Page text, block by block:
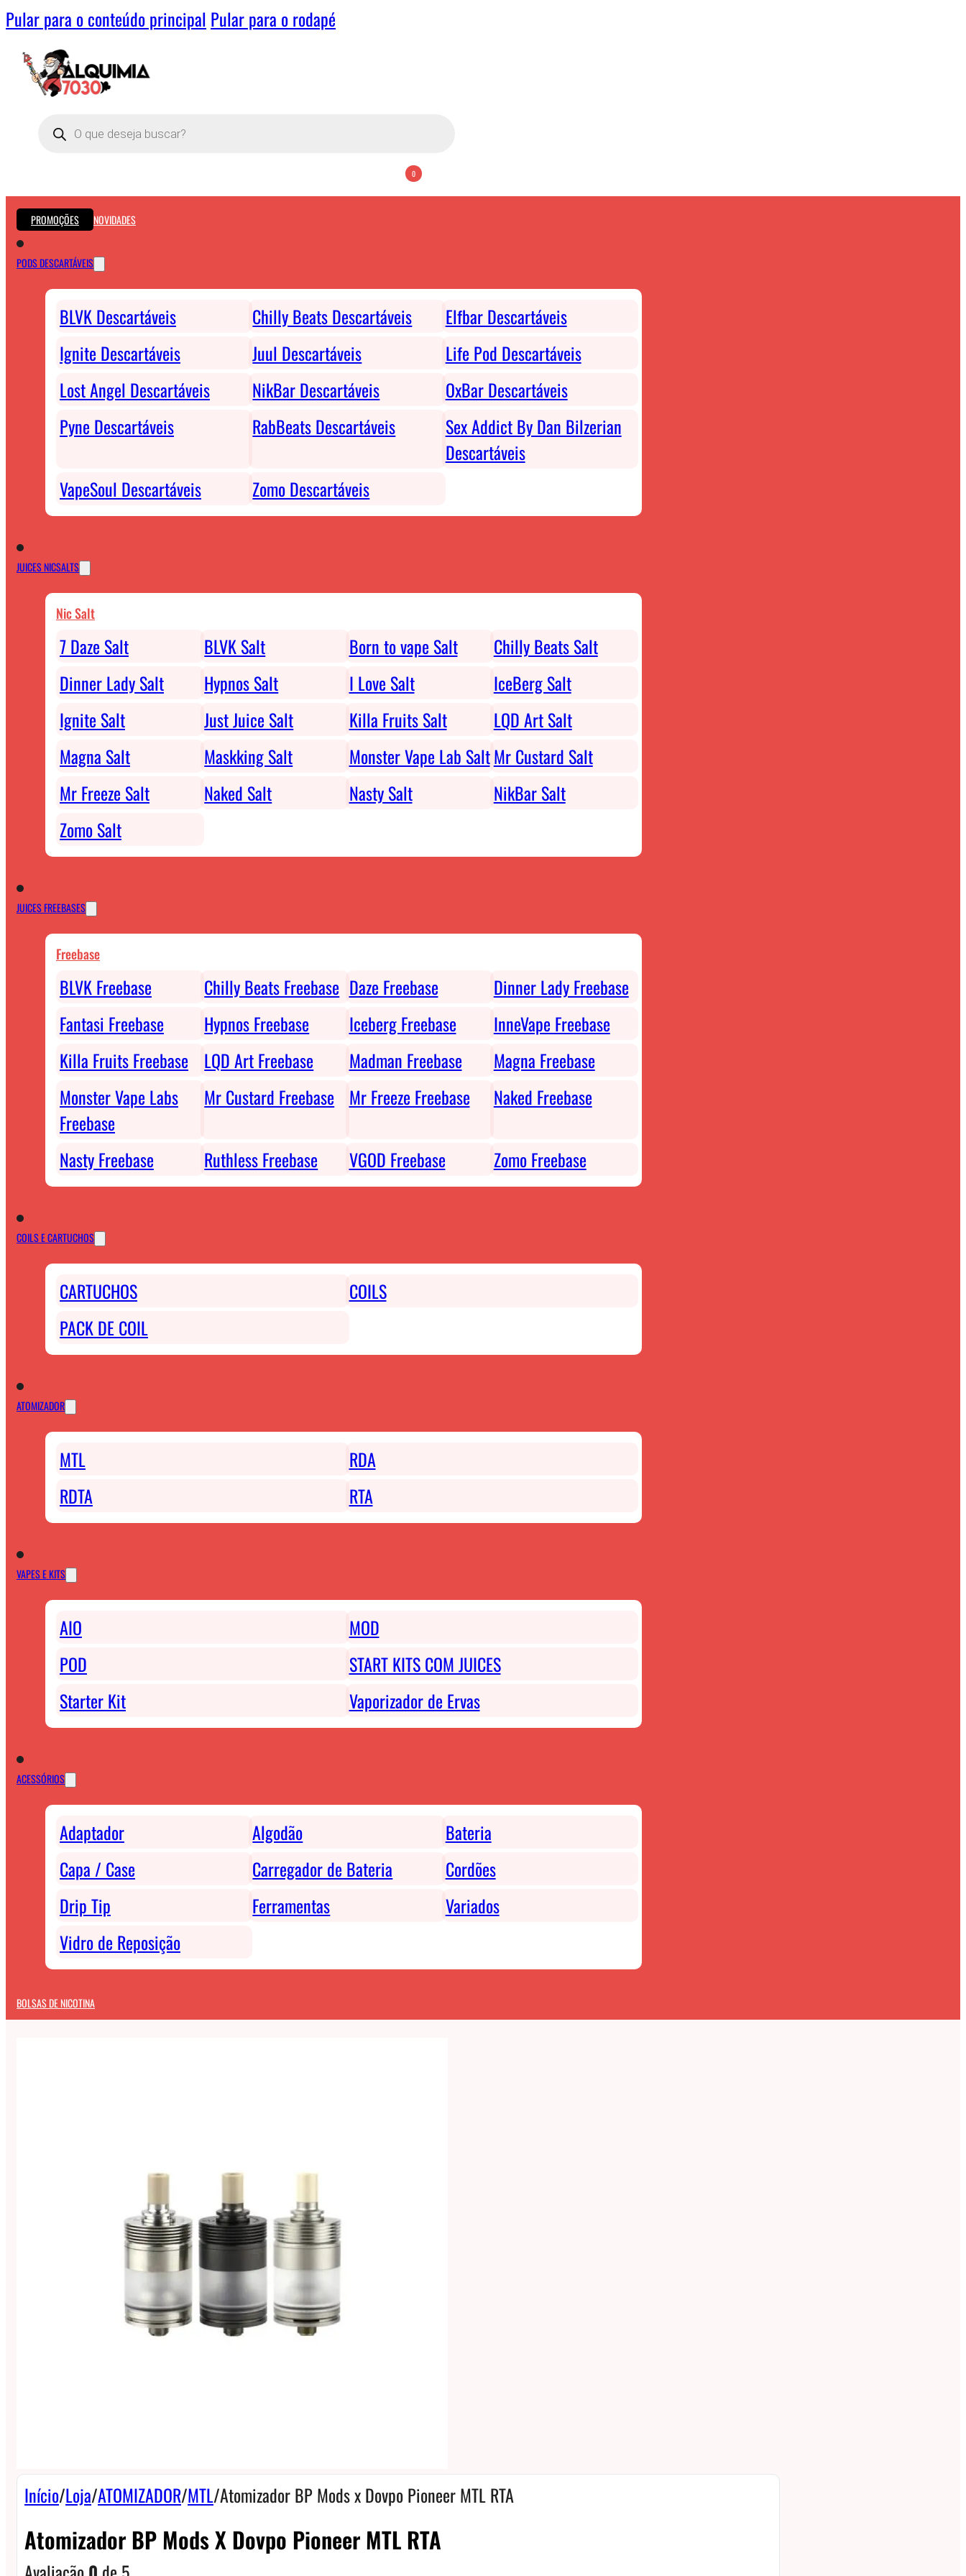
Pular para o conteúdo principal Pular para o rodapé
Pesquisar
produtos
0
PROMOÇÕES NOVIDADES
PODS DESCARTÁVEIS
BLVK Descartáveis Chilly Beats Descartáveis
Elfbar Descartáveis
Ignite Descartáveis
Juul Descartáveis
Life Pod Descartáveis
Lost Angel Descartáveis
NikBar Descartáveis
OxBar Descartáveis
Pyne Descartáveis
RabBeats Descartáveis
Sex Addict By Dan Bilzerian
Descartáveis
VapeSoul Descartáveis
Zomo Descartáveis
JUICES NICSALTS
Nic Salt
7 Daze Salt BLVK Salt Born to vape Salt
Chilly Beats Salt
Dinner Lady Salt
Hypnos Salt I Love Salt
IceBerg Salt
Ignite Salt
Just Juice Salt Killa Fruits Salt
LQD Art Salt
Magna Salt
Maskking Salt Monster Vape Lab SaltMr Custard Salt
Mr Freeze Salt
Naked Salt Nasty Salt
NikBar Salt
Zomo Salt
JUICES FREEBASES
Freebase
BLVK Freebase Chilly Beats Freebase Daze Freebase
Dinner Lady Freebase
Fantasi Freebase
Hypnos Freebase Iceberg Freebase
InneVape Freebase
Killa Fruits Freebase
LQD Art Freebase Madman Freebase
Magna Freebase
Monster Vape Labs
Freebase
Mr Custard Freebase Mr Freeze Freebase Naked Freebase
Nasty Freebase Ruthless Freebase VGOD Freebase Zomo Freebase
COILS E CARTUCHOS
CARTUCHOS
COILS
PACK DE COIL
ATOMIZADOR
MTL
RDA
RDTA
RTA
VAPES E KITS
AIO
MOD
POD
START KITS COM JUICES
Starter Kit
Vaporizador de Ervas
ACESSÓRIOS
Adaptador Algodão
Bateria
Capa / Case
Carregador de Bateria
Cordões
Drip Tip
Ferramentas
Variados
Vidro de Reposição
BOLSAS DE NICOTINA
Início/Loja/ATOMIZADOR/MTL/Atomizador BP Mods x Dovpo Pioneer MTL RTA
Atomizador BP Mods X Dovpo Pioneer MTL RTA